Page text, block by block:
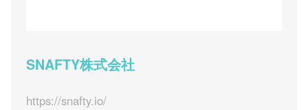
SNAFTY株式会社
https://snafty.io/